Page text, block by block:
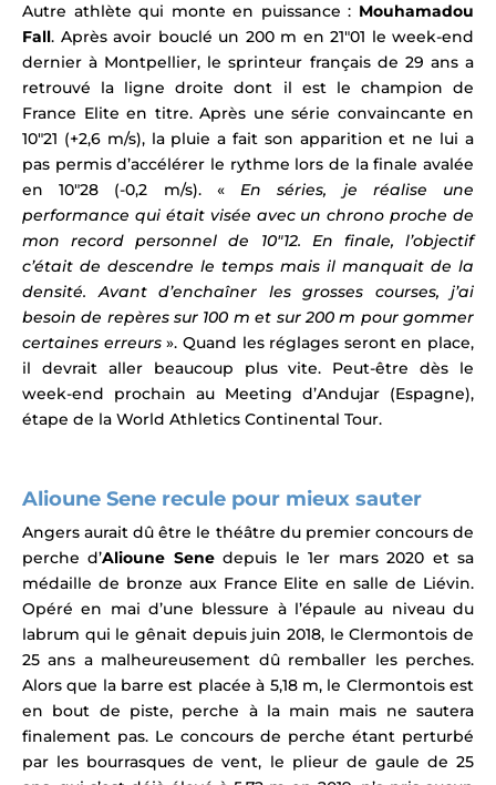
Autre athlète qui monte en puissance : Mouhamadou
Fall. Après avoir bouclé un 200 m en 21″01 le week-end
dernier à Montpellier, le sprinteur français de 29 ans a
retrouvé la ligne droite dont il est le champion de
France Elite en titre. Après une série convaincante en
10″21 (+2,6 m/s), la pluie a fait son apparition et ne lui a
pas permis d’accélérer le rythme lors de la finale avalée
en 10″28 (-0,2 m/s). «En séries, je réalise une
performance qui était visée avec un chrono proche de
mon record personnel de 10″12. En finale, l’objectif
c’était de descendre le temps mais il manquait de la
densité. Avant d’enchaîner les grosses courses, j’ai
besoin de repères sur 100 m et sur 200 m pour gommer
certaines erreurs». Quand les réglages seront en place,
il devrait aller beaucoup plus vite. Peut-être dès le
week-end prochain au Meeting d’Andujar (Espagne),
étape de la World Athletics Continental Tour.
Alioune Sene recule pour mieux sauter
Angers aurait dû être le théâtre du premier concours de
perche d’Alioune Senedepuis le 1er mars 2020 et sa
médaille de bronze aux France Elite en salle de Liévin.
Opéré en mai d’une blessure à l’épaule au niveau du
labrum qui le gênait depuis juin 2018, le Clermontois de
25 ans a malheureusement dû remballer les perches.
Alors que la barre est placée à 5,18 m, le Clermontois est
en bout de piste, perche à la main mais ne sautera
finalement pas. Le concours de perche étant perturbé
par les bourrasques de vent, le plieur de gaule de 25